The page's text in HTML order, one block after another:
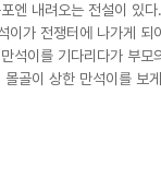
엔 내려오는 전설이 있
이가 전쟁터에 나가게 되
석이를 기다리다가 부
골이 상한 만석이를 보